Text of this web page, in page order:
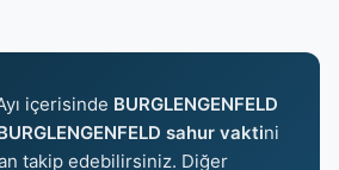
içerisinde BURGLENGENFELD
sahur vaktini
takip edebilirsiniz. Diğer